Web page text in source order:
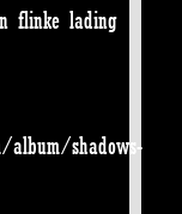
flinke lading
album/shadows-